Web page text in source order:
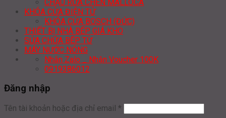
CHẬU RỬA CHÉN MALLOCA
KHÓA CỬA ĐIỆN TỬ
KHÓA CỬA BOSCH (ĐỨC)
THIẾT BỊ NHÀ BẾP GIÁ KHO
SỬA CHỮA BẾP TỪ
MÁY NƯỚC NÓNG
Nhắn Zalo _ Nhận Voucher 100K
0919386012
Đăng nhập
Tên tài khoản hoặc địa chỉ email *